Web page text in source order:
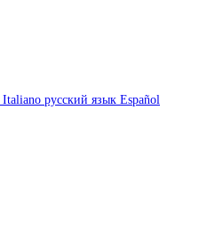
Italiano русский язык Español